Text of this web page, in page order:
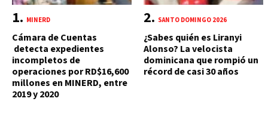
MINERD
Cámara de Cuentas
detecta expedientes
incompletos de
operaciones por RD$16,600
millones en MINERD, entre
2019 y 2020
SANTO DOMINGO 2026
¿Sabes quién es Liranyi
Alonso? La velocista
dominicana que rompió un
récord de casi 30 años